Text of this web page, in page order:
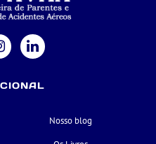
Nosso blog